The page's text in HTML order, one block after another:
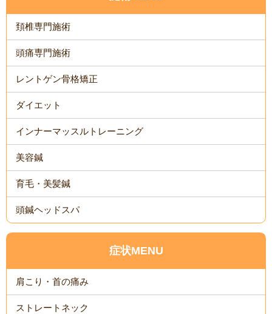
頚椎専門施術
頭痛専門施術
レントゲン骨格矯正
ダイエット
インナーマッスルトレーニング
美容鍼
育毛・美髪鍼
頭鍼ヘッドスパ
症状MENU
肩こり・首の痛み
ストレートネック